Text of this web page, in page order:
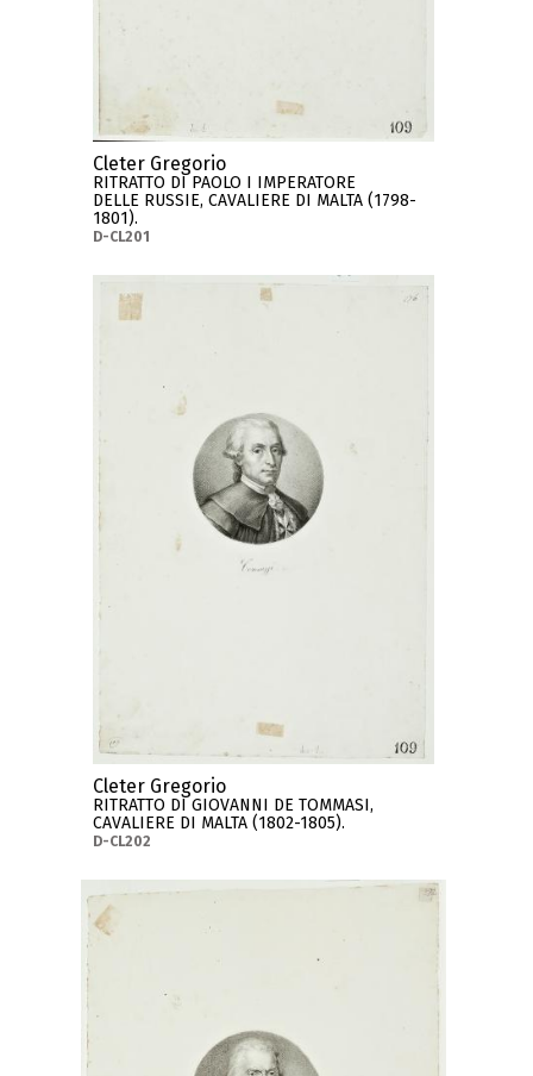
Cleter Gregorio
RITRATTO DI PAOLO I IMPERATORE
DELLE RUSSIE, CAVALIERE DI MALTA (1798-
1801).
D-CL201
Cleter Gregorio
RITRATTO DI GIOVANNI DE TOMMASI,
CAVALIERE DI MALTA (1802-1805).
D-CL202